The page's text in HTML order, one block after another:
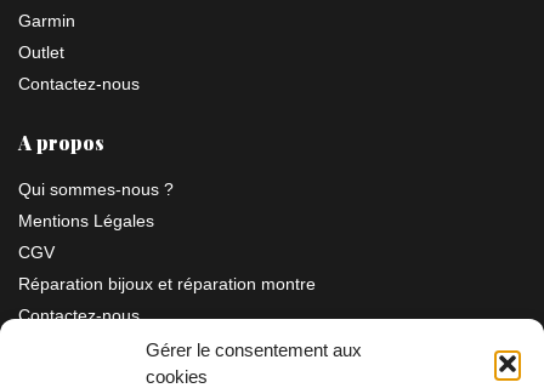
Gérer le consentement aux
cookies
Garmin
Outlet
Contactez-nous
A propos
Qui sommes-nous ?
Mentions Légales
CGV
Réparation bijoux et réparation montre
Contactez-nous